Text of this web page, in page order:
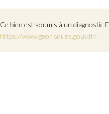
Ce bien est soumis à un diagnostic
https://www.georisques.gouv.fr/